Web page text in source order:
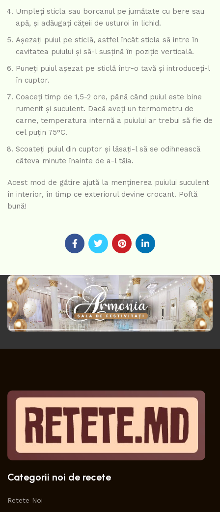
Umpleți sticla sau borcanul pe jumătate cu bere sau
apă, și adăugați cățeii de usturoi în lichid.
Așezați puiul pe sticlă, astfel încât sticla să intre în
cavitatea puiului și să-l susțină în poziție verticală.
Puneți puiul așezat pe sticlă într-o tavă și introduceți-l
în cuptor.
Coaceți timp de 1,5-2 ore, până când puiul este bine
rumenit și suculent. Dacă aveți un termometru de
carne, temperatura internă a puiului ar trebui să fie de
cel puțin 75°C.
Scoateți puiul din cuptor și lăsați-l să se odihnească
câteva minute înainte de a-l tăia.
Acest mod de gătire ajută la menținerea puiului suculent
în interior, în timp ce exteriorul devine crocant. Poftă
bună!
Categorii noi de recete
Retete Noi